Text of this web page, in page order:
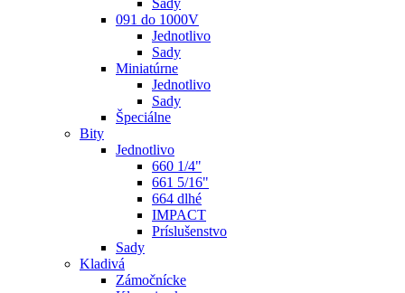
Sady
091 do 1000V
Jednotlivo
Sady
Miniatúrne
Jednotlivo
Sady
Špeciálne
Bity
Jednotlivo
660 1/4"
661 5/16"
664 dlhé
IMPACT
Príslušenstvo
Sady
Kladivá
Zámočnícke